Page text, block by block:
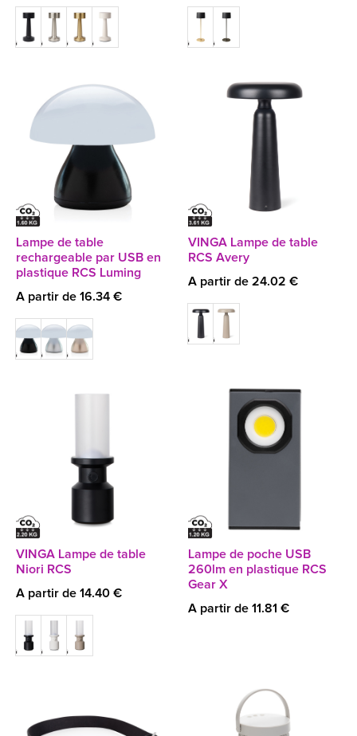
Lampe de table
rechargeable par USB en
plastique RCS Luming
A partir de 16.34 €
VINGA Lampe de table
RCS Avery
A partir de 24.02 €
VINGA Lampe de table
Niori RCS
A partir de 14.40 €
Lampe de poche USB
260lm en plastique RCS
Gear X
A partir de 11.81 €